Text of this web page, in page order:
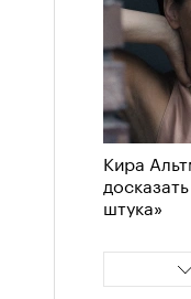
Кира
штука»